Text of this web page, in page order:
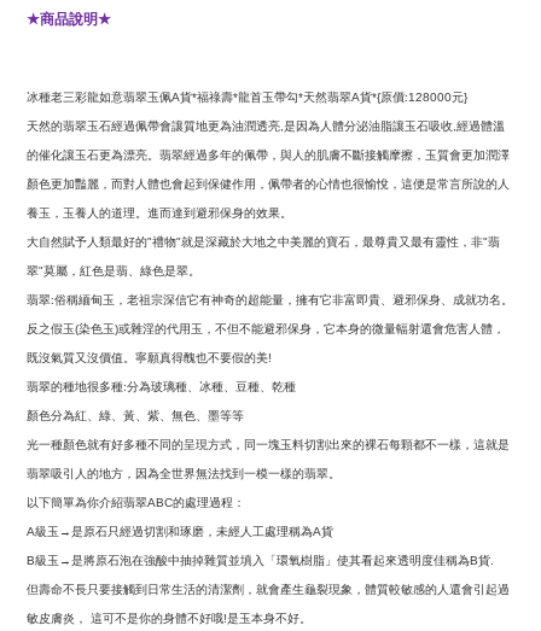
★商品說明★
冰種老三彩龍如意翡翠玉佩A貨*福祿壽*龍首玉帶勾*天然翡翠A貨*{原價:128000元}
天然的翡翠玉石經過佩帶會讓質地更為油潤透亮 是因為人體分泌油脂讓玉石吸收 經過體溫
的催化讓玉石更為漂亮。翡翠經過多年的佩帶，與人的肌膚不斷接觸摩擦，玉質會更加潤澤
顏色更加豔麗，而對人體也會起到保健作用，佩帶者的心情也很愉悅，這便是常言所說的人
養玉，玉養人的道理。進而達到避邪保身的效果。
大自然賦予人類最好的"禮物"就是深藏於大地之中美麗的寶石，最尊貴又最有靈性，非"翡
翠"莫屬，紅色是翡、綠色是翠。
翡翠:俗稱緬甸玉，老祖宗深信它有神奇的超能量，擁有它非富即貴、避邪保身、成就功名。
反之假玉(染色玉)或雜淫的代用玉，不但不能避邪保身，它本身的微量輻射還會危害人體，
既沒氣質又沒價值。寧願真得醜也不要假的美!
翡翠的種地很多種:分為玻璃種、冰種、豆種、乾種
顏色分為紅、綠、黃、紫、無色、墨等等
光一種顏色就有好多種不同的呈現方式，同一塊玉料切割出來的裸石每顆都不一樣，這就是
翡翠吸引人的地方，因為全世界無法找到一模一樣的翡翠。
以下簡單為你介紹翡翠ABC的處理過程：
A級玉 →是原石只經過切割和琢磨，未經人工處理稱為A貨
B級玉 →是將原石泡在強酸中抽掉雜質並填入「環氧樹脂」使其看起來透明度佳稱為B貨
但壽命不長只要接觸到日常生活的清潔劑，就會產生龜裂現象，體質較敏感的人還會引起過
敏皮膚炎， 這可不是你的身體不好哦!是玉本身不好。